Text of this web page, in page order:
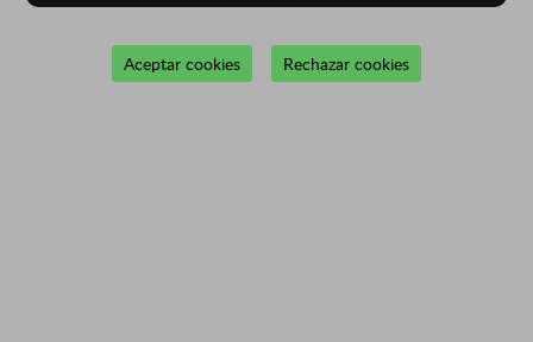
Aceptar cookies Rechazar cookies